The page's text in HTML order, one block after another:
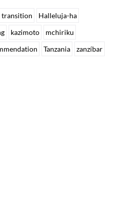
transition
Halleluja-ha
kazimoto
mchiriku
Tanzania
zanzíbar